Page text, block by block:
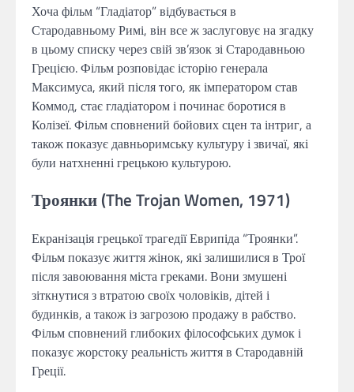
Хоча фільм “Гладіатор” відбувається в
Стародавньому Римі, він все ж заслуговує на згадку
в цьому списку через свій зв’язок зі Стародавньою
Грецією. Фільм розповідає історію генерала
Максимуса, який після того, як імператором став
Коммод, стає гладіатором і починає боротися в
Колізеї. Фільм сповнений бойових сцен та інтриг, а
також показує давньоримську культуру і звичаї, які
були натхненні грецькою культурою.
Троянки (The Trojan Women, 1971)
Екранізація грецької трагедії Еврипіда “Троянки”.
Фільм показує життя жінок, які залишилися в Трої
після завоювання міста греками. Вони змушені
зіткнутися з втратою своїх чоловіків, дітей і
будинків, а також із загрозою продажу в рабство.
Фільм сповнений глибоких філософських думок і
показує жорстоку реальність життя в Стародавній
Греції.